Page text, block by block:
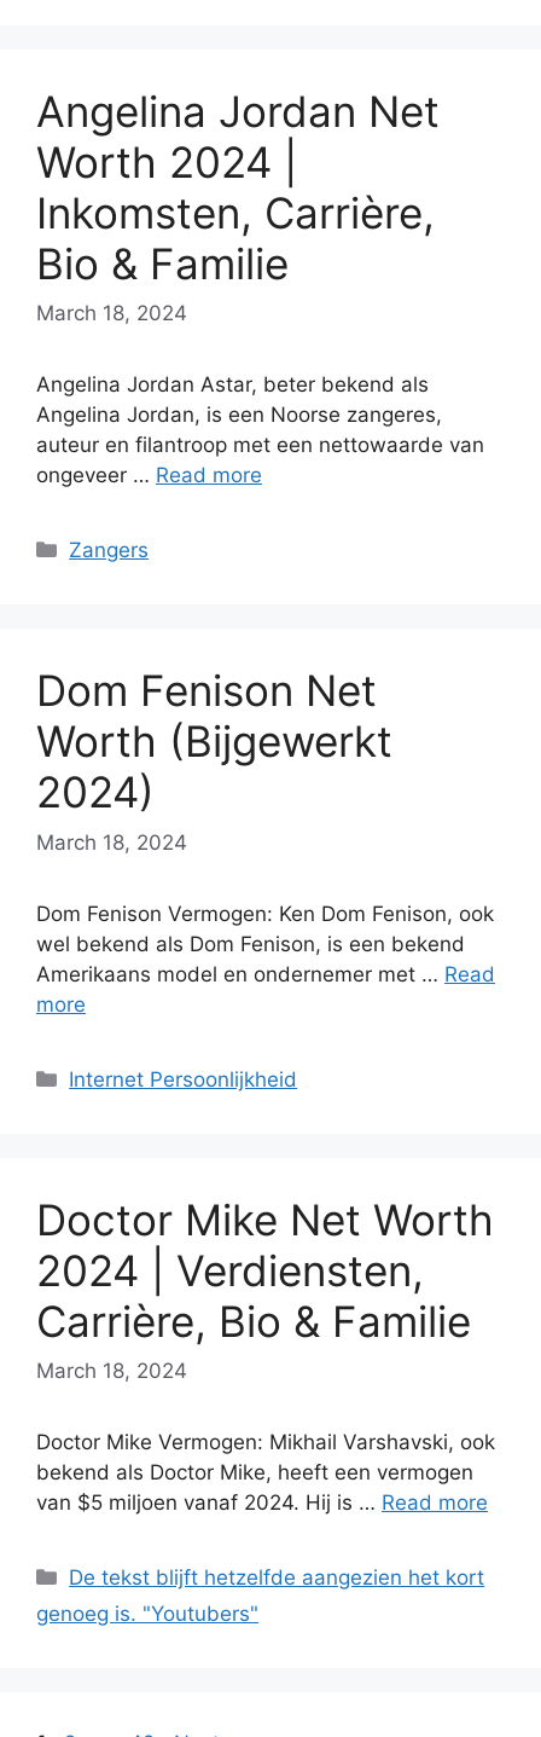
Angelina Jordan Net
Worth 2024 |
Inkomsten, Carrière,
Bio & Familie
March 18, 2024
Angelina Jordan Astar, beter bekend als
Angelina Jordan, is een Noorse zangeres,
auteur en filantroop met een nettowaarde van
ongeveer … Read more
Categories
Zangers
Dom Fenison Net
Worth (Bijgewerkt
2024)
March 18, 2024
Dom Fenison Vermogen: Ken Dom Fenison, ook
wel bekend als Dom Fenison, is een bekend
Amerikaans model en ondernemer met … Read
more
Categories
Internet Persoonlijkheid
Doctor Mike Net Worth
2024 | Verdiensten,
Carrière, Bio & Familie
March 18, 2024
Doctor Mike Vermogen: Mikhail Varshavski, ook
bekend als Doctor Mike, heeft een vermogen
van $5 miljoen vanaf 2024. Hij is … Read more
Categories
De tekst blijft hetzelfde aangezien het kort
genoeg is. "Youtubers"